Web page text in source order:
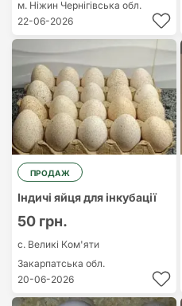
м. Ніжин Чернігівська обл.
22-06-2026
ПРОДАЖ
Індичі яйця для інкубації
50 грн.
с. Великі Ком'яти
Закарпатська обл.
20-06-2026